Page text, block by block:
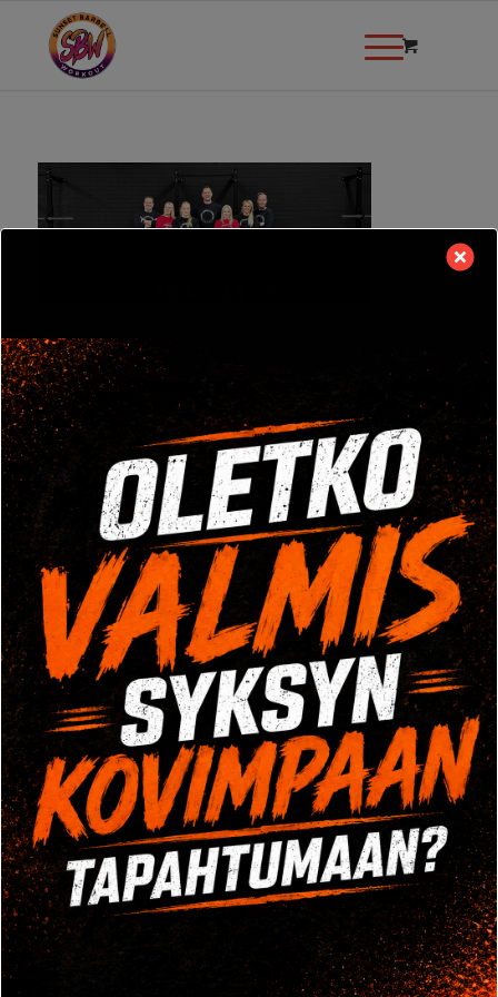
TULE TUTUSTUMAAN
Tule tutustumaan Crossi tai painonnosto tunnille
veloituksetta. Ota yhteyttä puhelimitse tai
yhteydenottolomakkeella ja varaa kokeilusi!
OPENING HOURS
Mo-Fr: 8:00-22:00
Sa: 8:00-24:00
YHTEYSTIEDOT
Tehdaskatu 8, 70620 Kuopio